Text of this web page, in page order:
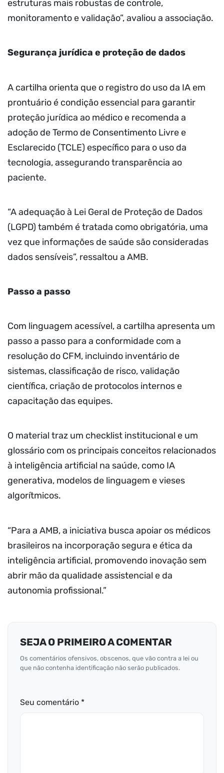
estruturas mais robustas de controle,
monitoramento e validação”, avaliou a associação.
Segurança jurídica e proteção de dados
A cartilha orienta que o registro do uso da IA em
prontuário é condição essencial para garantir
proteção jurídica ao médico e recomenda a
adoção de Termo de Consentimento Livre e
Esclarecido (TCLE) específico para o uso da
tecnologia, assegurando transparência ao
paciente.
“A adequação à Lei Geral de Proteção de Dados
(LGPD) também é tratada como obrigatória, uma
vez que informações de saúde são consideradas
dados sensíveis”, ressaltou a AMB.
Passo a passo
Com linguagem acessível, a cartilha apresenta um
passo a passo para a conformidade com a
resolução do CFM, incluindo inventário de
sistemas, classificação de risco, validação
científica, criação de protocolos internos e
capacitação das equipes.
O material traz um checklist institucional e um
glossário com os principais conceitos relacionados
à inteligência artificial na saúde, como IA
generativa, modelos de linguagem e vieses
algorítmicos.
“Para a AMB, a iniciativa busca apoiar os médicos
brasileiros na incorporação segura e ética da
inteligência artificial, promovendo inovação sem
abrir mão da qualidade assistencial e da
autonomia profissional.”
SEJA O PRIMEIRO A COMENTAR
Os comentários ofensivos, obscenos, que vão contra a lei ou
que não contenha identificação não serão publicados.
Seu comentário *